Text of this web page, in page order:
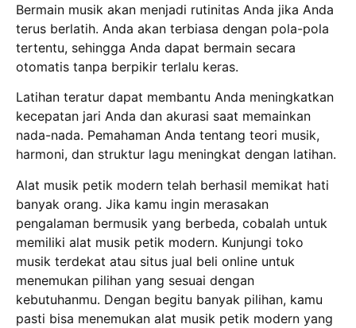
Bermain musik akan menjadi rutinitas Anda jika Anda
terus berlatih. Anda akan terbiasa dengan pola-pola
tertentu, sehingga Anda dapat bermain secara
otomatis tanpa berpikir terlalu keras.
Latihan teratur dapat membantu Anda meningkatkan
kecepatan jari Anda dan akurasi saat memainkan
nada-nada. Pemahaman Anda tentang teori musik,
harmoni, dan struktur lagu meningkat dengan latihan.
Alat musik petik modern telah berhasil memikat hati
banyak orang. Jika kamu ingin merasakan
pengalaman bermusik yang berbeda, cobalah untuk
memiliki alat musik petik modern. Kunjungi toko
musik terdekat atau situs jual beli online untuk
menemukan pilihan yang sesuai dengan
kebutuhanmu. Dengan begitu banyak pilihan, kamu
pasti bisa menemukan alat musik petik modern yang